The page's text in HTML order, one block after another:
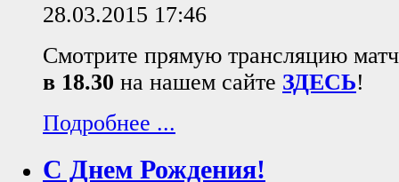
28.03.2015 17:46
Смотрите прямую трансляцию
в 18.30 на нашем сайте ЗДЕСЬ!
Подробнее ...
С Днем Рождения!